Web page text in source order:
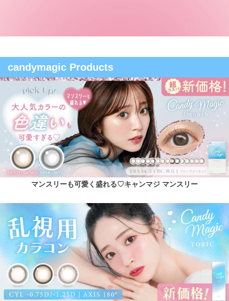
candymagic Products
マンスリーも可愛く盛れる♡キャンマジ マンスリー